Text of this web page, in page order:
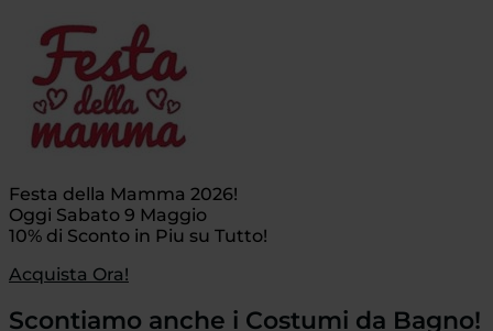
Festa della Mamma 2026!
Oggi Sabato 9 Maggio
10% di Sconto in Piu su Tutto!
Acquista Ora!
Scontiamo anche i Costumi da Bagno!